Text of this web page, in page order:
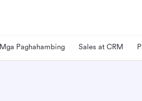
Mga Paghahambing Sales at CRM